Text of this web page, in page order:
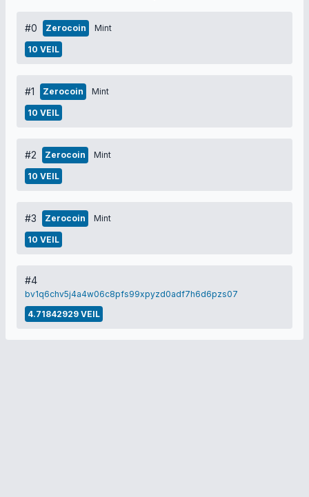
#0 Zerocoin Mint
10 VEIL
#1 Zerocoin Mint
10 VEIL
#2 Zerocoin Mint
10 VEIL
#3 Zerocoin Mint
10 VEIL
#4
bv1q6chv5j4a4w06c8pfs99xpyzd0adf7h6d6pzs07
4.71842929 VEIL